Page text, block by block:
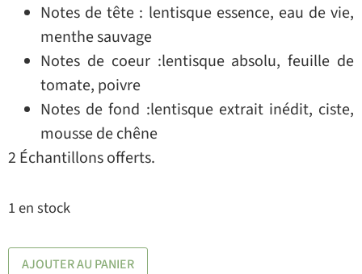
Notes de tête : lentisque essence, eau de vie,
menthe sauvage
Notes de coeur :lentisque absolu, feuille de
tomate, poivre
Notes de fond :lentisque extrait inédit, ciste,
mousse de chêne
2 Échantillons offerts.
1 en stock
AJOUTER AU PANIER